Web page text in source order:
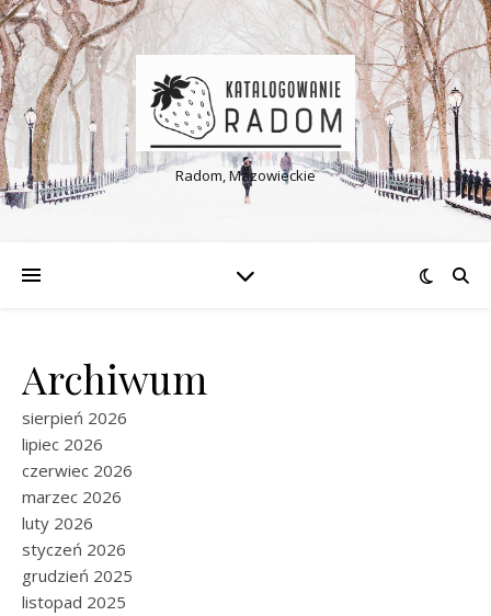
Radom, Mazowieckie
Archiwum
sierpień 2026
lipiec 2026
czerwiec 2026
marzec 2026
luty 2026
styczeń 2026
grudzień 2025
listopad 2025